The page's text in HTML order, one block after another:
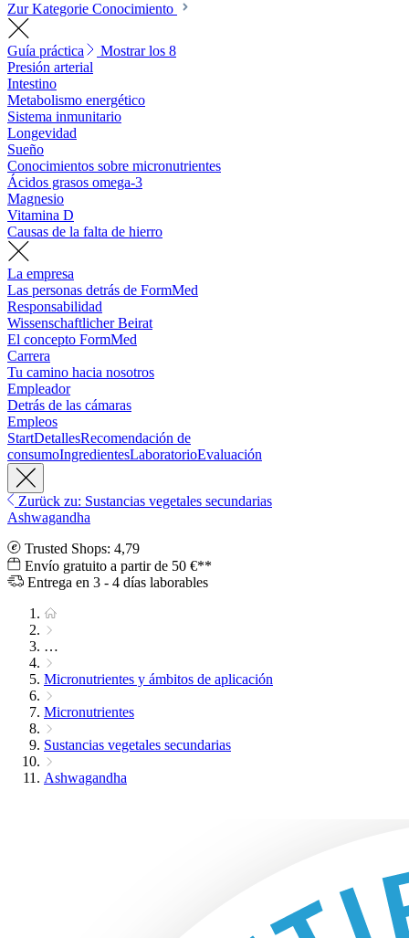
Zur Kategorie Conocimiento
Guía práctica
Mostrar los 8
Presión arterial
Intestino
Metabolismo energético
Sistema inmunitario
Longevidad
Sueño
Conocimientos sobre micronutrientes
Ácidos grasos omega-3
Magnesio
Vitamina D
Causas de la falta de hierro
La empresa
Las personas detrás de FormMed
Responsabilidad
Wissenschaftlicher Beirat
El concepto FormMed
Carrera
Tu camino hacia nosotros
Empleador
Detrás de las cámaras
Empleos
StartDetallesRecomendación de
consumoIngredientesLaboratorioEvaluación
Zurück zu: Sustancias vegetales secundarias
Ashwagandha
Trusted Shops: 4,79
Envío gratuito a partir de 50 €**
Entrega en 3 - 4 días laborables
…
Micronutrientes y ámbitos de aplicación
Micronutrientes
Sustancias vegetales secundarias
Ashwagandha